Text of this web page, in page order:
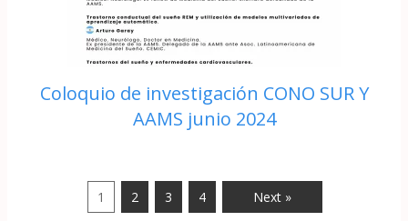
Coloquio de investigación CONO SUR Y
AAMS junio 2024
1 2 3 4 Next »